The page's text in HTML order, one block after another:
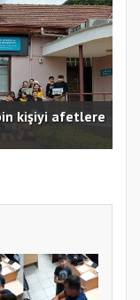
kişiyi afetlere